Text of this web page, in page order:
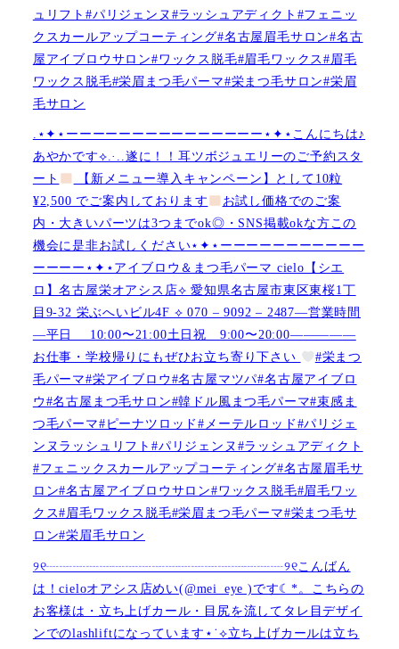
ュリフト#パリジェンヌ#ラッシュアディクト#フェニッ
クスカールアップコーティング#名古屋眉毛サロン#名古
屋アイブロウサロン#ワックス脱毛#眉毛ワックス#眉毛
ワックス脱毛#栄眉まつ毛パーマ#栄まつ毛サロン#栄眉
毛サロン
.⋆✦⋆ーーーーーーーーーーーーーーー⋆✦⋆こんにちは♪
あやかです︎⟡.·..遂に！！耳ツボジュエリーのご予約スタ
ート
【新メニュー導入キャンペーン】として10粒
¥2,500 でご案内しております
お試し価格でのご案
内・大きいパーツは3つまでok◎・SNS掲載okな方この
機会に是非お試しください⋆✦⋆ーーーーーーーーーーー
ーーーー⋆✦⋆アイブロウ＆まつ毛パーマ cielo【シエ
ロ】名古屋栄オアシス店︎︎⟡ 愛知県名古屋市東区東桜1丁
目9-32 栄ぶへいビル4F ︎︎⟡ 070 – 9092 – 2487—営業時間
—平日 10:00〜21:00土日祝 9:00〜20:00—————
お仕事・学校帰りにもぜひお立ち寄り下さい
#栄まつ
毛パーマ#栄アイブロウ#名古屋マツパ#名古屋アイブロ
ウ#名古屋まつ毛サロン#韓ドル風まつ毛パーマ#束感ま
つ毛パーマ#ピーナツロッド#メーテルロッド#パリジェ
ンヌラッシュリフト#パリジェンヌ#ラッシュアディクト
#フェニックスカールアップコーティング#名古屋眉毛サ
ロン#名古屋アイブロウサロン#ワックス脱毛#眉毛ワッ
クス#眉毛ワックス脱毛#栄眉まつ毛パーマ#栄まつ毛サ
ロン#栄眉毛サロン
୨୧┈┈┈┈┈┈┈┈┈┈┈┈┈┈┈┈┈┈୨୧こんばん
は！cieloオアシス店めい(@mei_eye )です︎︎☾*。こちらの
お客様は・立ち上げカール・目尻を流してタレ目デザイ
ンでのlashliftになっています⋆˙⟡立ち上げカールは立ち